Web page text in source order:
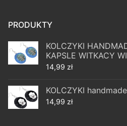
PRODUKTY
KOLCZYKI
KAPSLE WITKACY
14,99 zł
KOLCZYKI
14,99 zł